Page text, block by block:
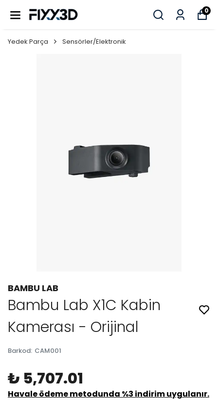
0
Yedek Parça Sensörler/Elektronik
BAMBU LAB
Bambu Lab X1C Kabin
Kamerası - Orijinal
Barkod: CAM001
₺ 5,707.01
Havale ödeme metodunda %3 indirim uygulanır.